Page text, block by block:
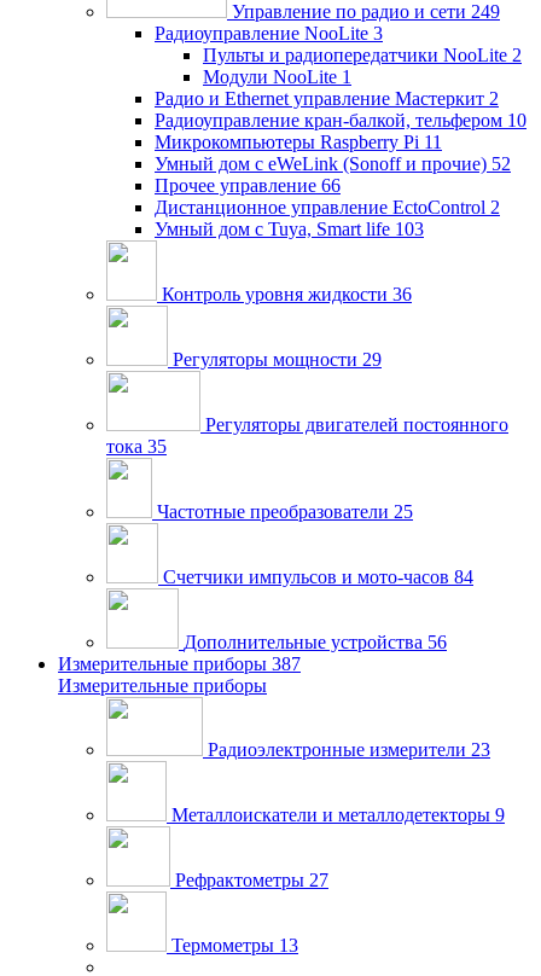
Управление по радио и сети 249
Радиоуправление NooLite 3
Пульты и радиопередатчики NooLite 2
Модули NooLite 1
Радио и Ethernet управление Мастеркит 2
Радиоуправление кран-балкой, тельфером 10
Микрокомпьютеры Raspberry Pi 11
Умный дом c eWeLink (Sonoff и прочие) 52
Прочее управление 66
Дистанционное управление EctoControl 2
Умный дом с Tuya, Smart life 103
Контроль уровня жидкости 36
Регуляторы мощности 29
Регуляторы двигателей постоянного
тока 35
Частотные преобразователи 25
Счетчики импульсов и мото-часов 84
Дополнительные устройства 56
Измерительные приборы 387
Измерительные приборы
Радиоэлектронные измерители 23
Металлоискатели и металлодетекторы 9
Рефрактометры 27
Термометры 13